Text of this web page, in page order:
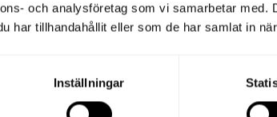
och analysföretag som vi samarbetar med.
har tillhandahållit eller som de har samlat in
Inställningar
CustomerPostalAddress
CustomerPostalZiparea